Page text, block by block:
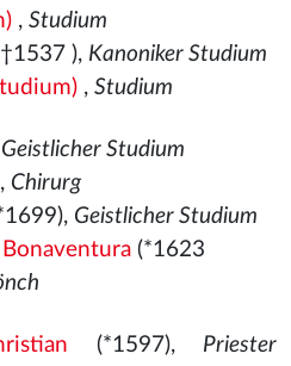
, Studium
), Kanoniker Studium
, Studium
Geistlicher Studium
Chirurg
Geistlicher Studium
(*1623
(*1597), Priester